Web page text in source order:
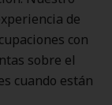
de
con
sobre el
cuando están